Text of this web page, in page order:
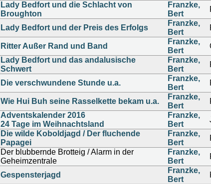
Lady Bedfort und die Schlacht von
Broughton
Franzke,
Bert
Lady Bedfort und der Preis des Erfolgs
Franzke,
Bert
Ritter Außer Rand und Band
Franzke,
Bert
Lady Bedfort und das andalusische
Schwert
Franzke,
Bert
Die verschwundene Stunde u.a.
Franzke,
Bert
Wie Hui Buh seine Rasselkette bekam u.a.
Franzke,
Bert
Adventskalender 2016
24 Tage im Weihnachtsland
Franzke,
Bert
Die wilde Koboldjagd / Der fluchende
Papagei
Franzke,
Bert
Der blubbernde Brotteig / Alarm in der
Geheimzentrale
Franzke,
Bert
Gespensterjagd
Franzke,
Bert